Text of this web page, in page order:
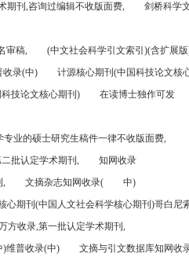
期刊,咨询过编辑不收版面费,
剑桥科学
审稿,
(中文社会科学引文索引)(含扩展
收录(中)
计源核心期刊(中国科技论文核
技论文核心期刊) 在读博士独作可发
业的硕士研究生稿件一律不收版面费,
批认定学术期刊,
知网收录
, 文摘杂志知网收录(
中)
心期刊(中国人文社会科学核心期刊)哥白尼
方收录,第一批认定学术期刊,
)维普收录(中)
文摘与引文数据库知网收